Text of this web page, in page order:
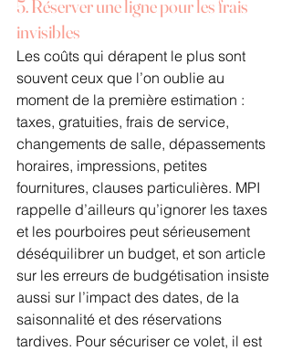
5. Réserver une ligne pour les frais
invisibles
Les coûts qui dérapent le plus sont
souvent ceux que l’on oublie au
moment de la première estimation :
taxes, gratuities, frais de service,
changements de salle, dépassements
horaires, impressions, petites
fournitures, clauses particulières. MPI
rappelle d’ailleurs qu’ignorer les taxes
et les pourboires peut sérieusement
déséquilibrer un budget, et son article
sur les erreurs de budgétisation insiste
aussi sur l’impact des dates, de la
saisonnalité et des réservations
tardives. Pour sécuriser ce volet, il est